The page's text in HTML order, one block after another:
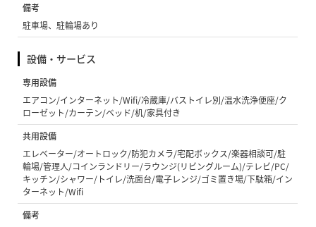
備考
駐車場、駐輪場あり
設備・サービス
専用設備
エアコン/インターネット/Wifi/冷蔵庫/バストイレ別/温水洗浄便座/ク
ローゼット/カーテン/ベッド/机/家具付き
共用設備
エレベーター/オートロック/防犯カメラ/宅配ボックス/楽器相談可/駐
輪場/管理人/コインランドリー/ラウンジ(リビングルーム)/テレビ/PC/
キッチン/シャワー/トイレ/洗面台/電子レンジ/ゴミ置き場/下駄箱/イン
ターネット/Wifi
備考